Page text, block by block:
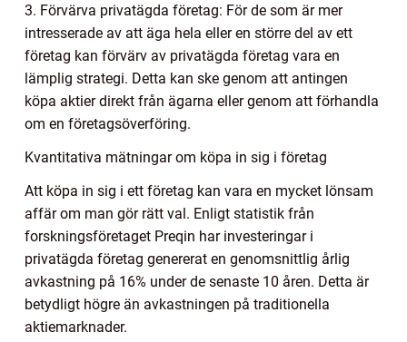
3. Förvärva privatägda företag: För de som är mer
intresserade av att äga hela eller en större del av ett
företag kan förvärv av privatägda företag vara en
lämplig strategi. Detta kan ske genom att antingen
köpa aktier direkt från ägarna eller genom att förhandla
om en företagsöverföring.
Kvantitativa mätningar om köpa in sig i företag
Att köpa in sig i ett företag kan vara en mycket lönsam
affär om man gör rätt val. Enligt statistik från
forskningsföretaget Preqin har investeringar i
privatägda företag genererat en genomsnittlig årlig
avkastning på 16% under de senaste 10 åren. Detta är
betydligt högre än avkastningen på traditionella
aktiemarknader.